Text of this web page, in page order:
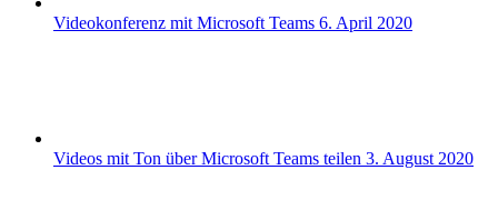
Videokonferenz mit Microsoft Teams 6. April 2020
Videos mit Ton über Microsoft Teams teilen 3. August 2020